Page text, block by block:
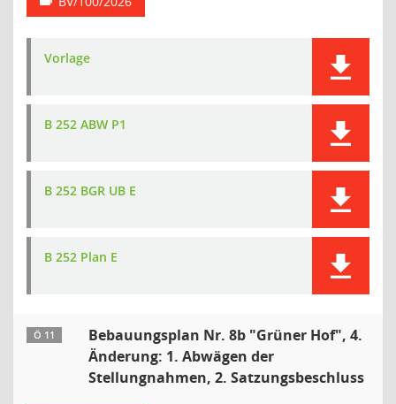
Vorlage
B 252 ABW P1
B 252 BGR UB E
B 252 Plan E
Ö 11
Bebauungsplan Nr. 8b "Grüner Hof", 4.
Änderung: 1. Abwägen der
Stellungnahmen, 2. Satzungsbeschluss